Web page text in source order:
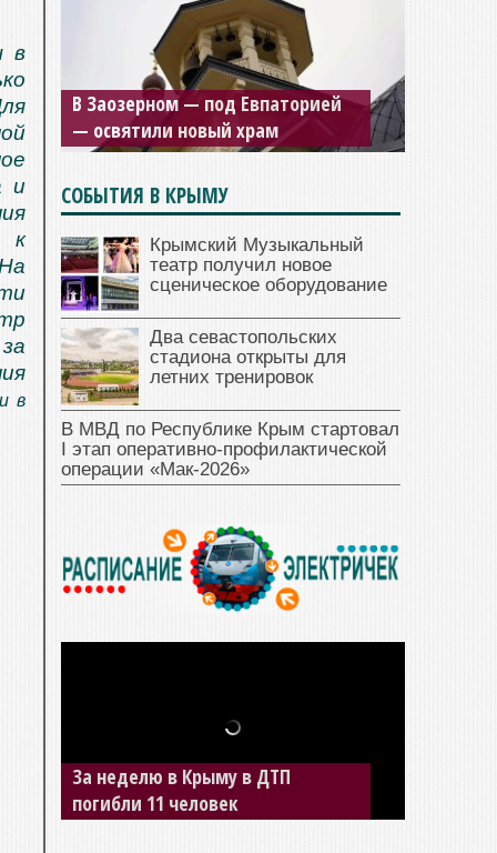
в
и
к
в
В Заозерном — под Евпаторией
— освятили новый храм
СОБЫТИЯ В КРЫМУ
Крымский Музыкальный
театр получил новое
сценическое оборудование
Два севастопольских
стадиона открыты для
летних тренировок
В МВД по Республике Крым стартовал
I этап оперативно‑профилактической
операции «Мак‑2026»
За неделю в Крыму в ДТП
погибли 11 человек